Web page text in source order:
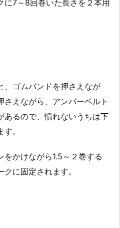
に7～8回巻いた長さを２本用
、ゴムバンドを押さえなが
えながら、アンバーベルト
あるので、慣れないうちは下
。
かけながら1.5～２巻する
に固定されます。